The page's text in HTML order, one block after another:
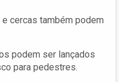
e cercas também podem
podem ser lançados
para pedestres.